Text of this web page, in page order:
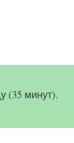
(35 минут).